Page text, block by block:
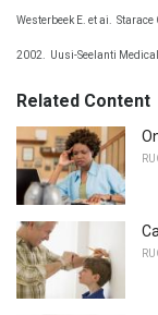
Westerbeek E. et ai.
2002. Uusi-Seelanti
Related Content